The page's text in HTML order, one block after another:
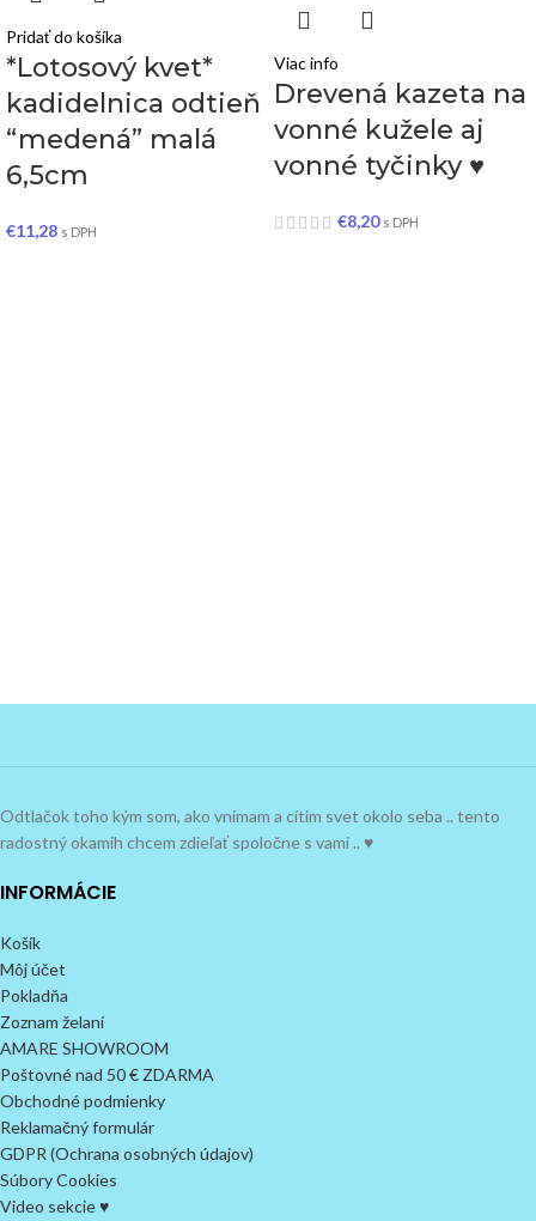
Pridať do košíka
*Lotosový kvet*
kadidelnica odtieň
“medená” malá
6,5cm
€11,28 s DPH
Viac info
Drevená kazeta na
vonné kužele aj
vonné tyčinky ♥
€8,20 s DPH
Odtlačok toho kým som, ako vnímam a cítim svet okolo seba .. tento
radostný okamih chcem zdieľať spoločne s vami .. ♥
INFORMÁCIE
Košík
Môj účet
Pokladňa
Zoznam želaní
AMARE SHOWROOM
Poštovné nad 50 € ZDARMA
Obchodné podmienky
Reklamačný formulár
GDPR (Ochrana osobných údajov)
Súbory Cookies
Video sekcie ♥